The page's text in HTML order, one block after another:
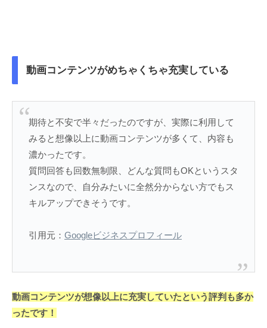
動画コンテンツがめちゃくちゃ充実している
期待と不安で半々だったのですが、実際に利用して
みると想像以上に動画コンテンツが多くて、内容も
濃かったです。
質問回答も回数無制限、どんな質問もOKというスタ
ンスなので、自分みたいに全然分からない方でもス
キルアップできそうです。
引用元： Googleビジネスプロフィール
動画コンテンツが想像以上に充実していたという評判も多か
ったです！